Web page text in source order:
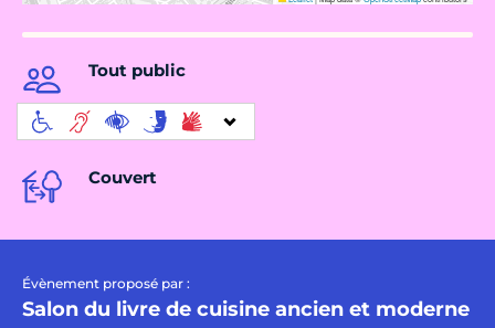
Tout public
Couvert
Évènement proposé par :
Salon du livre de cuisine ancien et moderne